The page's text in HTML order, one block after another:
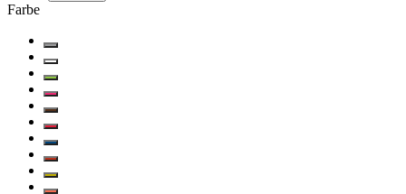
Farbe